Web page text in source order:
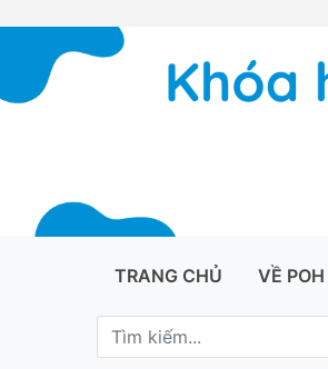
TRANG CHỦ VỀ POH